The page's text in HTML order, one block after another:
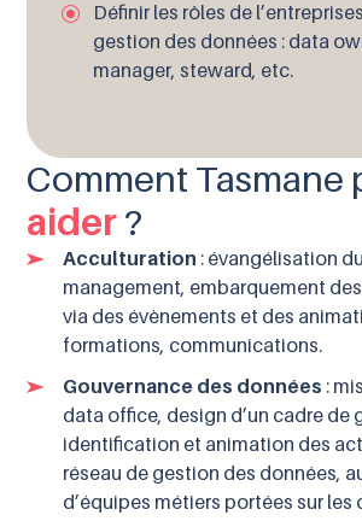
Définir les rôles de
gestion des données : data
manager, steward, etc.
Comment Tasmane
aider ?
Acculturation : évangélisation
management, embarquement
via des évènements et des
formations, communications.
Gouvernance des données :
data office, design d’un cadre de
identification et animation des
réseau de gestion des données,
d’équipes métiers portées sur les